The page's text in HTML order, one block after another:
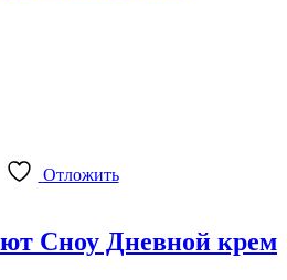
Отложить
Сноу Дневной крем